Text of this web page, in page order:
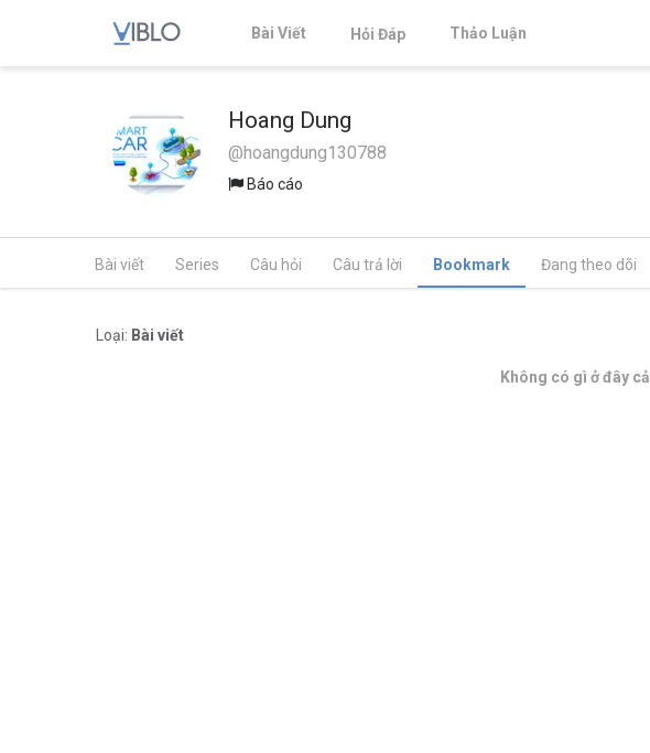
Bài Viết Hỏi Đáp Thảo Luận
Hoang Dung
@hoangdung130788
Báo cáo
Bài viết Series Câu hỏi Câu trả lời Bookmark Đang theo dõi
Loại: Bài viết
Không có gì ở đây cả